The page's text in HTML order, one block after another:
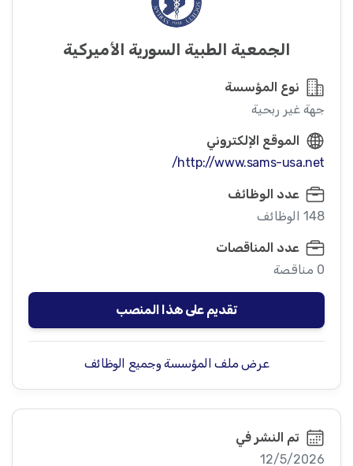
الجمعية الطبية السورية الأميركية
نوع المؤسسة
جهة غير ربحية
الموقع الإلكتروني
http://www.sams-usa.net/
عدد الوظائف
148 الوظائف
عدد المناقصات
0 مناقصة
تقديم على هذا المنصب
عرض ملف المؤسسة وجميع الوظائف
تم النشر في
12/5/2026